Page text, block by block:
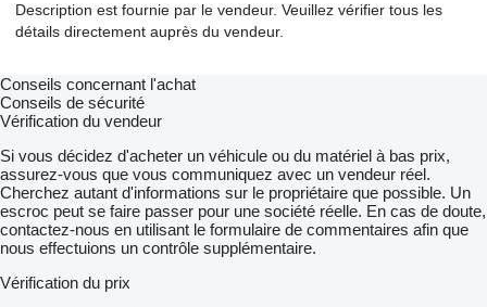
Description est fournie par le vendeur. Veuillez vérifier tous les
détails directement auprès du vendeur.
Conseils concernant l'achat
Conseils de sécurité
Vérification du vendeur
Si vous décidez d'acheter un véhicule ou du matériel à bas prix,
assurez-vous que vous communiquez avec un vendeur réel.
Cherchez autant d'informations sur le propriétaire que possible. Un
escroc peut se faire passer pour une société réelle. En cas de doute,
contactez-nous en utilisant le formulaire de commentaires afin que
nous effectuions un contrôle supplémentaire.
Vérification du prix